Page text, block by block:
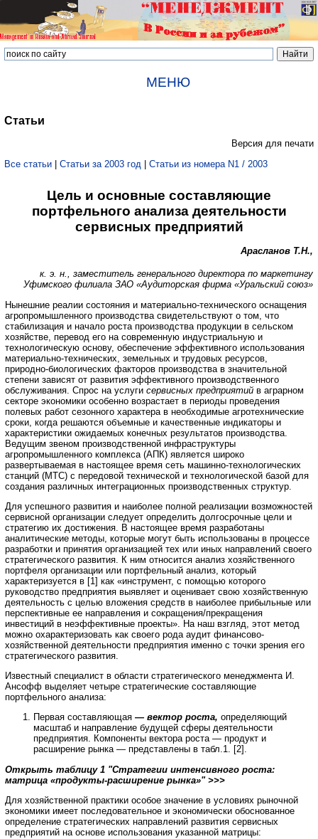
МЕНЮ
Статьи
Версия для печати
Все статьи | Статьи за 2003 год | Статьи из номера N1 / 2003
Цель и основные составляющие
портфельного анализа деятельности
сервисных предприятий
Арасланов Т.Н.,
к. э. н., заместитель генерального директора по маркетингу
Уфимского филиала ЗАО «Аудиторская фирма «Уральский союз»
Нынешние реалии состояния и материально-технического оснащения
агропромышленного производства свидетельствуют о том, что
стабилизация и начало роста производства продукции в сельском
хозяйстве, перевод его на современную индустриальную и
технологическую основу, обеспечение эффективного использования
материально-технических, земельных и трудовых ресурсов,
природно-биологических факторов производства в значительной
степени зависят от развития эффективного производственного
обслуживания. Спрос на услуги сервисных предприятий в аграрном
секторе экономики особенно возрастает в периоды проведения
полевых работ сезонного характера в необходимые агротехнические
сроки, когда решаются объемные и качественные индикаторы и
характеристики ожидаемых конечных результатов производства.
Ведущим звеном производственной инфраструктуры
агропромышленного комплекса (АПК) является широко
развертываемая в настоящее время сеть машинно-технологических
станций (МТС) с передовой технической и технологической базой для
создания различных интеграционных производственных структур.
Для успешного развития и наиболее полной реализации возможностей
сервисной организации следует определить долгосрочные цели и
стратегию их достижения. В настоящее время разработаны
аналитические методы, которые могут быть использованы в процессе
разработки и принятия организацией тех или иных направлений своего
стратегического развития. К ним относится анализ хозяйственного
портфеля организации или портфельный анализ, который
характеризуется в [1] как «инструмент, с помощью которого
руководство предприятия выявляет и оценивает свою хозяйственную
деятельность с целью вложения средств в наиболее прибыльные или
перспективные ее направления и сокращения/прекращения
инвестиций в неэффективные проекты». На наш взгляд, этот метод
можно охарактеризовать как своего рода аудит финансово-
хозяйственной деятельности предприятия именно с точки зрения его
стратегического развития.
Известный специалист в области стратегического менеджмента И.
Ансофф выделяет четыре стратегические составляющие
портфельного анализа:
Первая составляющая — вектор роста, определяющий
масштаб и направление будущей сферы деятельности
предприятия. Компоненты вектора роста — продукт и
расширение рынка — представлены в табл.1. [2].
Открыть таблицу 1 "Стратегии интенсивного роста:
матрица «продукты-расширение рынка»" >>>
Для хозяйственной практики особое значение в условиях рыночной
экономики имеет последовательное и экономически обоснованное
определение стратегических направлений развития сервисных
предприятий на основе использования указанной матрицы: